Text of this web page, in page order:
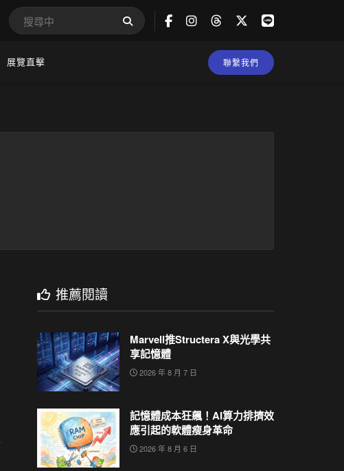
展覽直擊 聯繫我們
推薦閱讀
Marvell推Structera X與光學共
享記憶體
2026 年 8 月 7 日
記憶體成本狂飆！AI算力排擠效
應引起的軟體瘦身革命
2026 年 8 月 6 日